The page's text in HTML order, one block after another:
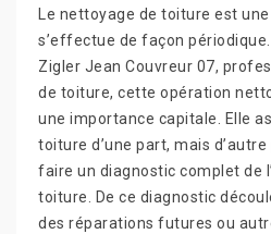
Le nettoyage de toiture est
s’effectue de façon
Zigler Jean Couvreur 07,
de toiture, cette opération
une importance capitale. Elle
toiture d’une part, mais
faire un diagnostic complet de
toiture. De ce diagnostic
des réparations futures ou